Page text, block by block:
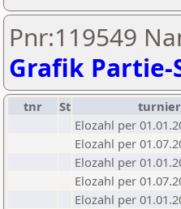
Pnr:119549
Grafik
tnr St turnier
Elozahl per
Elozahl per
Elozahl per
Elozahl per
Elozahl per